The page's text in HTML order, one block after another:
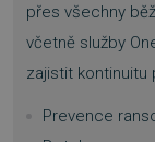
přes všechny
včetně služby
zajistit kontinuitu
Prevence